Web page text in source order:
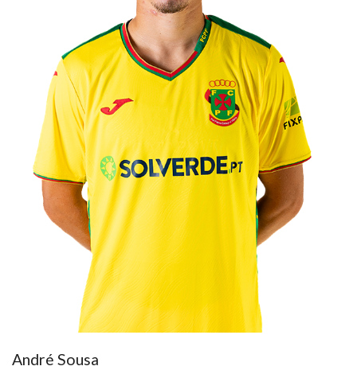
André Sousa